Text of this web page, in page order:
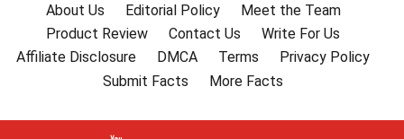
About Us Editorial Policy
Meet the Team
Product Review
Contact Us
Write For Us
Affiliate Disclosure
DMCA Terms
Privacy Policy
Submit Facts
More Facts